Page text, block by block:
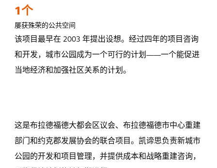
1个
屡获殊荣的公共空间
该项目最早在 2003 年提出设想。经过四年的项目咨询
和开发，城市公园成为一个可行的计划——一个能促进
当地经济和加强社区关系的计划。
这是布拉德福德大都会区议会、布拉德福德市中心重建
部门和约克郡发展协会的联合项目。凯谛思负责新城市
公园的开发和项目管理，并提供成本和战略重建咨询，